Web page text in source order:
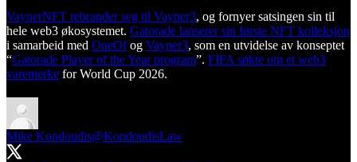
VaynerNFT rebrander seg til Vayner3, og fornyer satsingen sin til
hele web3 økosystemet. Gatorade lanserer sin første NFT kolleksjon
i samarbeid med OneOfog Vayner3, som en utvidelse av konseptet
“Gatorade Player of the Year program”. FIFA søkte om et web3
varemerke for World Cup 2026.
Mike Kondoudis@KondoudisLaw